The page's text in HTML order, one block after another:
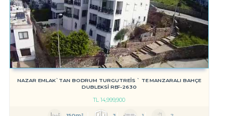
NAZAR EMLAK`TAN BODRUM TURGUTREİS ` TE MANZARALI BAHÇE
DUBLEKSİ REF-2630
TL14,999,900